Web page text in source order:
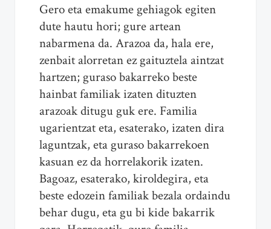
Gero eta emakume gehiagok egiten
dute hautu hori; gure artean
nabarmena da. Arazoa da, hala ere,
zenbait alorretan ez gaituztela aintzat
hartzen; guraso bakarreko beste
hainbat familiak izaten dituzten
arazoak ditugu guk ere. Familia
ugarientzat eta, esaterako, izaten dira
laguntzak, eta guraso bakarrekoen
kasuan ez da horrelakorik izaten.
Bagoaz, esaterako, kiroldegira, eta
beste edozein familiak bezala ordaindu
behar dugu, eta gu bi kide bakarrik